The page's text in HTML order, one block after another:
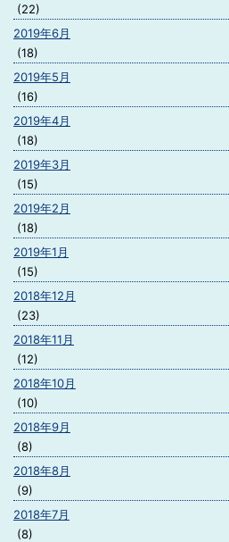
(22)
2019年6月
(18)
2019年5月
(16)
2019年4月
(18)
2019年3月
(15)
2019年2月
(18)
2019年1月
(15)
2018年12月
(23)
2018年11月
(12)
2018年10月
(10)
2018年9月
(8)
2018年8月
(9)
2018年7月
(8)